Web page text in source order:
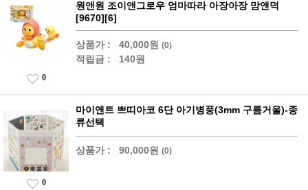
원앤원 조이앤그로우 엄마따라 아장아장 맘앤덕
[9670][6]
상품가 : 40,000원 (0)
적립금 : 140원
0
마이앤트 쁘띠아코 6단 아기병풍(3mm 구름거울)-종
류선택
상품가 : 90,000원 (0)
0